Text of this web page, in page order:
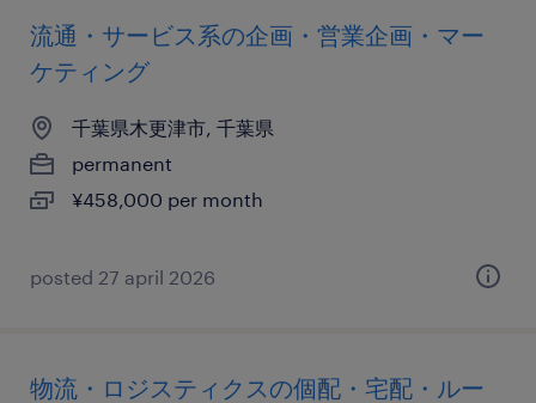
流通・サービス系の企画・営業企画・マー
ケティング
千葉県木更津市, 千葉県
permanent
¥458,000 per month
posted 27 april 2026
物流・ロジスティクスの個配・宅配・ルー